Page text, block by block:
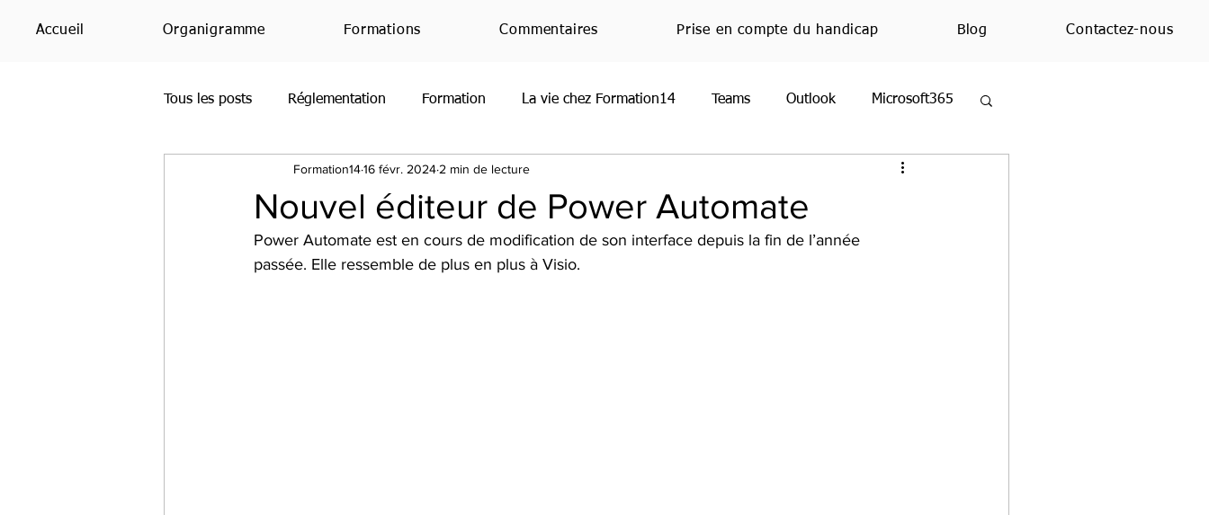
Accueil Organigramme Formations Commentaires Prise en compte du handicap Blog Contactez-nous
Tous les posts Réglementation Formation La vie chez Formation14 Teams Outlook Microsoft365
Bing PowerPoint Normandie Excel
SharePoint Étude Avis Handicap Emploi Nouveauté Veille technique Education
Nouvel éditeur de Power Automate
Formation1416 févr. 2024 2 min de lecture
Power Automate est en cours de modification de son interface depuis la fin de l’année
passée. Elle ressemble de plus en plus à Visio.